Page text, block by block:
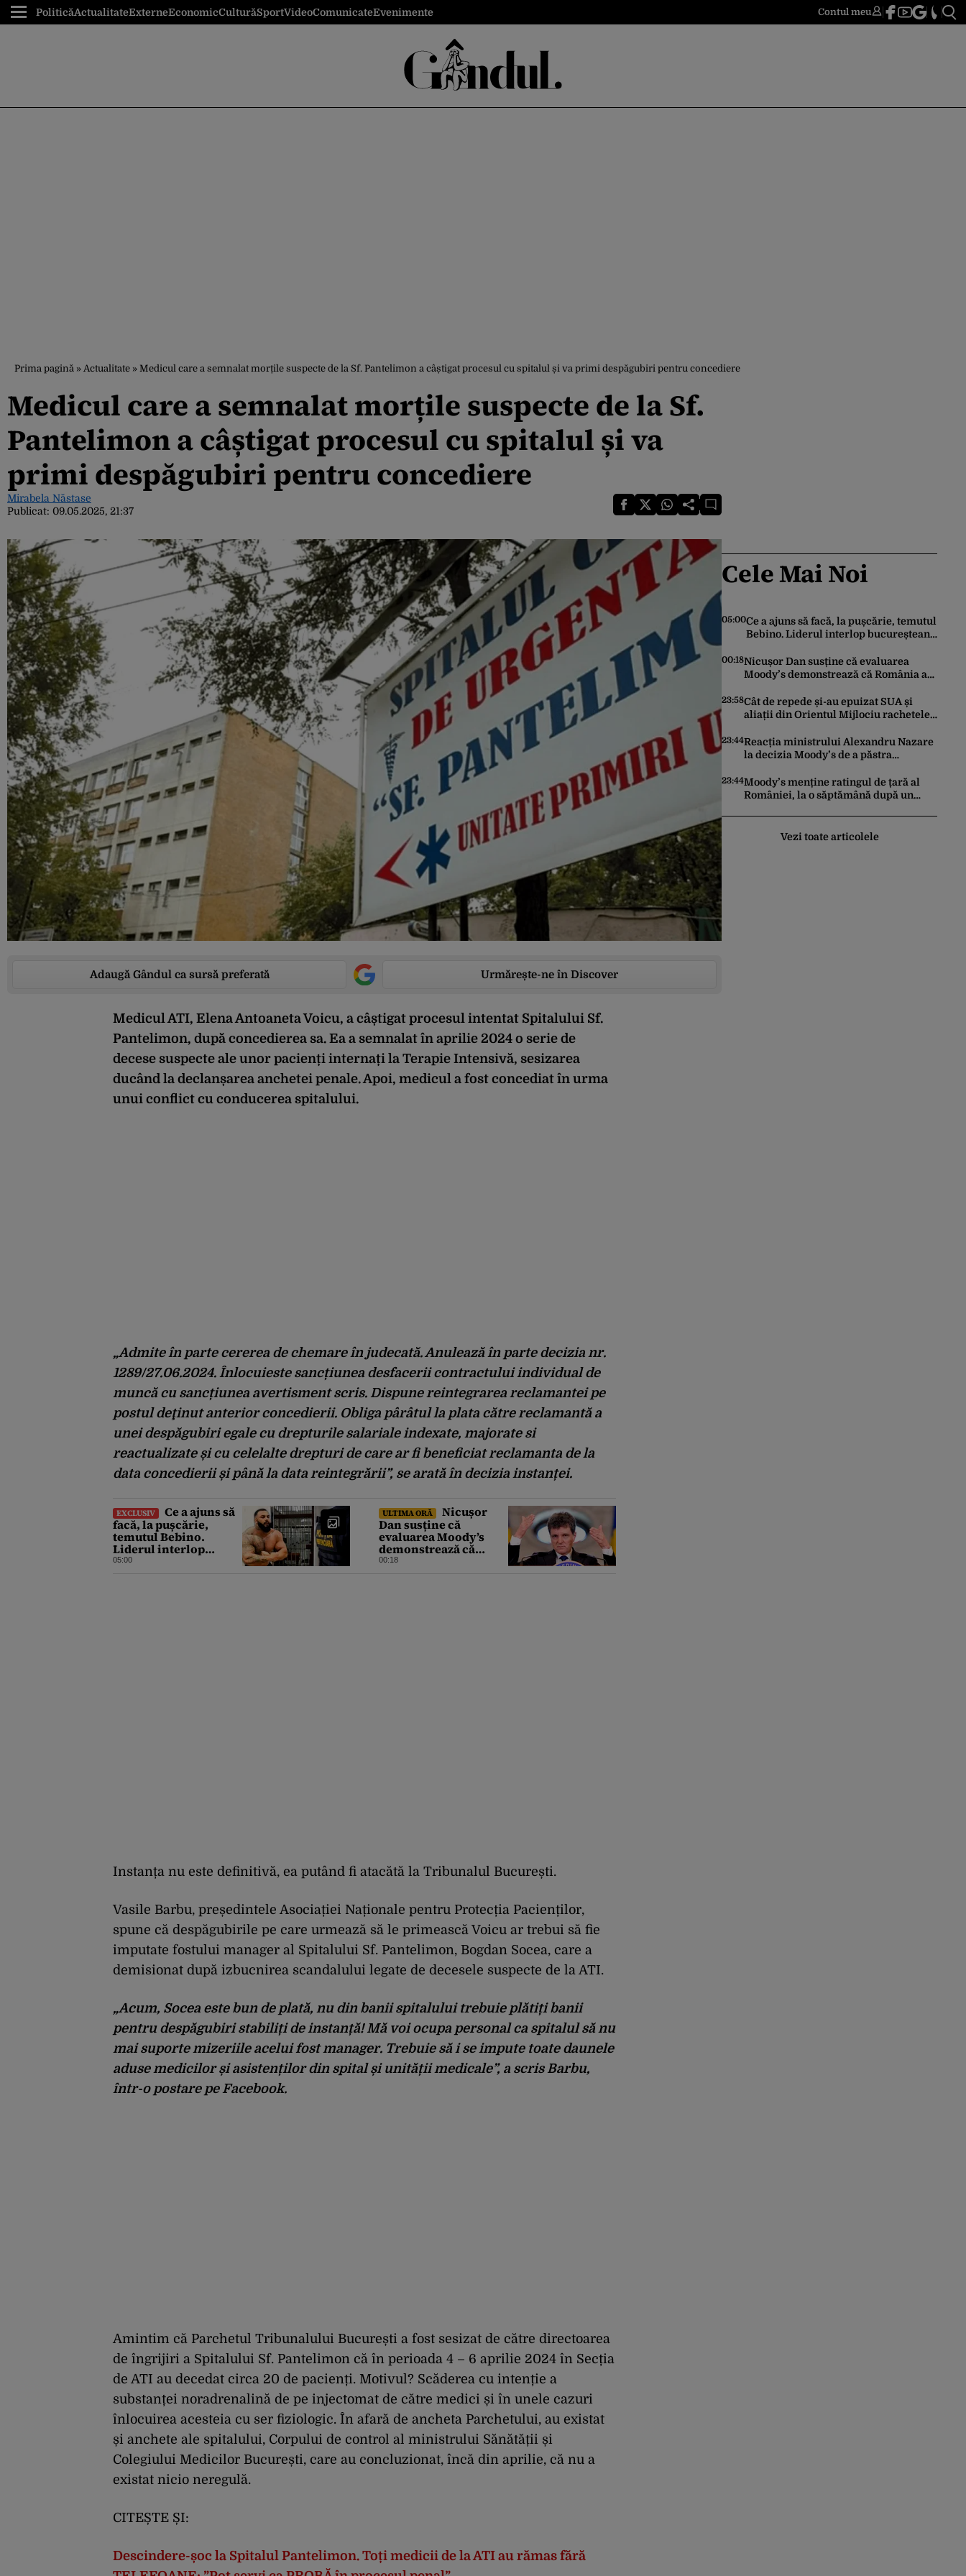
PoliticăActualitateExterneEconomicCulturăSportVideoComunicateEvenimente Contul meu
Prima pagină » Actualitate » Medicul care a semnalat morțile suspecte de la Sf. Pantelimon a câștigat procesul cu spitalul și va primi despăgubiri pentru concediere
Medicul care a semnalat morțile suspecte de la Sf.
Pantelimon a câștigat procesul cu spitalul și va
primi despăgubiri pentru concediere
Mirabela Năstase
Publicat: 09.05.2025, 21:37
Adaugă Gândul ca sursă preferată Urmărește-ne în Discover
Medicul ATI, Elena Antoaneta Voicu, a câștigat procesul intentat Spitalului Sf.
Pantelimon, după concedierea sa. Ea a semnalat în aprilie 2024 o serie de
decese suspecte ale unor pacienți internați la Terapie Intensivă, sesizarea
ducând la declanșarea anchetei penale. Apoi, medicul a fost concediat în urma
unui conflict cu conducerea spitalului.
„Admite în parte cererea de chemare în judecată. Anulează în parte decizia nr.
1289/27.06.2024. Înlocuieste sancțiunea desfacerii contractului individual de
muncă cu sancțiunea avertisment scris. Dispune reintegrarea reclamantei pe
postul deţinut anterior concedierii. Obliga pârâtul la plata către reclamantă a
unei despăgubiri egale cu drepturile salariale indexate, majorate si
reactualizate și cu celelalte drepturi de care ar fi beneficiat reclamanta de la
data concedierii și până la data reintegrării”, se arată în decizia instanței.
EXCLUSIV
Ce a ajuns să
facă, la pușcărie,
temutul Bebino.
Liderul interlop
bucureștean, trimis la
05:00
ULTIMA ORĂ
Nicușor
Dan susține că
evaluarea Moody’s
demonstrează că
România a făcut pașii
00:18
Instanța nu este definitivă, ea putând fi atacătă la Tribunalul București.
Vasile Barbu, președintele Asociației Naționale pentru Protecția Pacienților,
spune că despăgubirile pe care urmează să le primească Voicu ar trebui să fie
imputate fostului manager al Spitalului Sf. Pantelimon, Bogdan Socea, care a
demisionat după izbucnirea scandalului legate de decesele suspecte de la ATI.
„Acum, Socea este bun de plată, nu din banii spitalului trebuie plătiți banii
pentru despăgubiri stabiliți de instanță! Mă voi ocupa personal ca spitalul să nu
mai suporte mizeriile acelui fost manager. Trebuie să i se impute toate daunele
aduse medicilor și asistenților din spital și unității medicale”, a scris Barbu,
într-o postare pe Facebook.
Amintim că Parchetul Tribunalului București a fost sesizat de către directoarea
de îngrijiri a Spitalului Sf. Pantelimon că în perioada 4 – 6 aprilie 2024 în Secția
de ATI au decedat circa 20 de pacienți. Motivul? Scăderea cu intenție a
substanței noradrenalină de pe injectomat de către medici și în unele cazuri
înlocuirea acesteia cu ser fiziologic. În afară de ancheta Parchetului, au existat
și anchete ale spitalului, Corpului de control al ministrului Sănătății și
Colegiului Medicilor București, care au concluzionat, încă din aprilie, că nu a
existat nicio neregulă.
CITEȘTE ȘI:
Descindere-șoc la Spitalul Pantelimon. Toți medicii de la ATI au rămas fără
Cele Mai Noi
05:00Ce a ajuns să facă, la pușcărie, temutul
Bebino. Liderul interlop bucureștean,
00:18Nicușor Dan susține că evaluarea
Moody’s demonstrează că România a
încrederea investitorilor: „Totuși,
perspectiva rămâne rezervată”
23:58Cât de repede și-au epuizat SUA și
aliații din Orientul Mijlociu rachetele
23:44Reacția ministrului Alexandru Nazare
la decizia Moody’s de a păstra
„Este un răgaz, dar în niciun caz un
motiv de relaxare”
23:44Moody’s menține ratingul de țară al
României, la o săptămână după un
principala vulnerabilitate din raport
Vezi toate articolele